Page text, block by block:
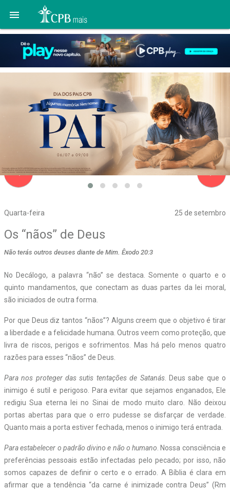

Quarta-feira 25 de setembro
navigate_before
Os “nãos” de Deus
Não terás outros deuses diante de Mim. Êxodo 20:3
No Decálogo, a palavra “não” se destaca. Somente o quarto e o
quinto mandamentos, que conectam as duas partes da lei moral,
são iniciados de outra forma.
Por que Deus diz tantos “nãos”? Alguns creem que o objetivo é tirar
a liberdade e a felicidade humana. Outros veem como proteção, que
livra de riscos, perigos e sofrimentos. Mas há pelo menos quatro
razões para esses “nãos” de Deus.
Para nos proteger das sutis tentações de Satanás. Deus sabe que o
inimigo é sutil e perigoso. Para evitar que sejamos enganados, Ele
redigiu Sua eterna lei no Sinai de modo muito claro. Não deixou
portas abertas para que o erro pudesse se disfarçar de verdade.
Quanto mais a porta estiver fechada, menos o inimigo terá entrada.
Para estabelecer o padrão divino e não o humano . Nossa consciência e
preferências pessoais estão infectadas pelo pecado; por isso, não
somos capazes de definir o certo e o errado. A Bíblia é clara em
afirmar que a tendência “da carne é inimizade contra Deus” (Rm
navigate_next